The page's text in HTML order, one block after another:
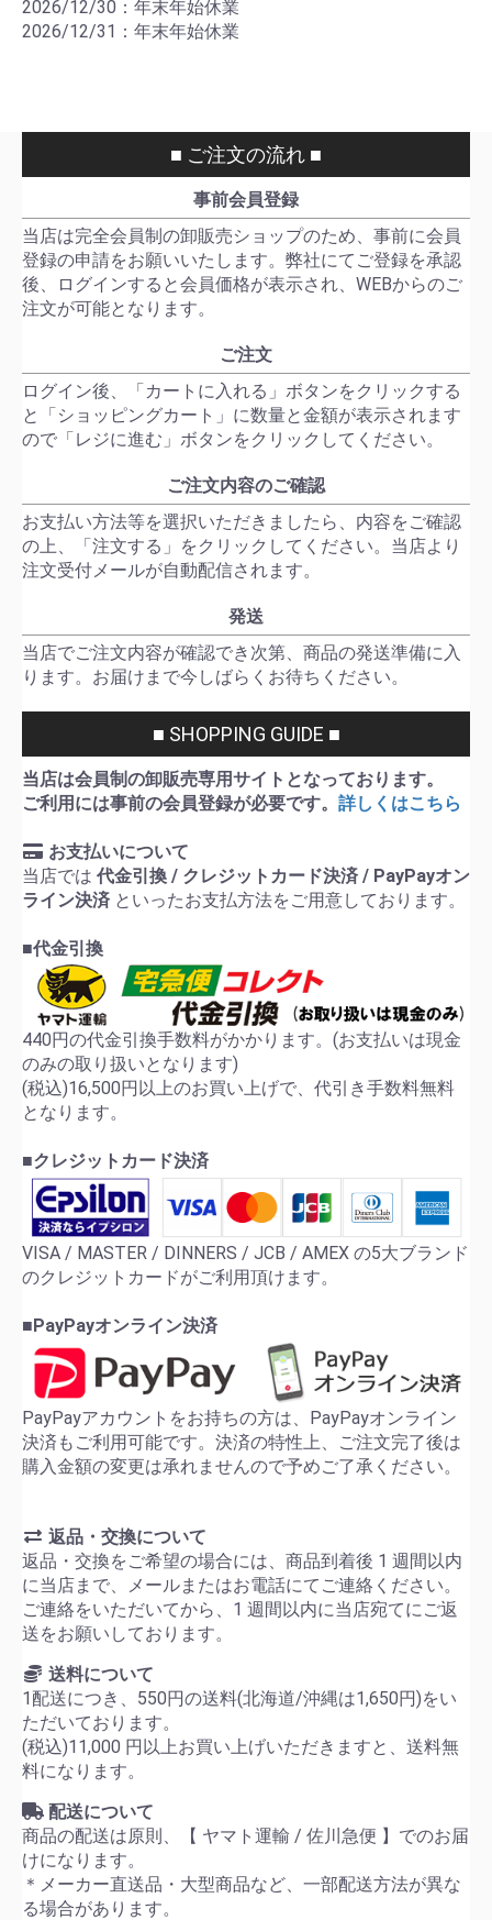
2026/12/30：年末年始休業
2026/12/31：年末年始休業
■ ご注文の流れ ■
事前会員登録
当店は完全会員制の卸販売ショップのため、事前に会員
登録の申請をお願いいたします。弊社にてご登録を承認
後、ログインすると会員価格が表示され、WEBからのご
注文が可能となります。
ご注文
ログイン後、「カートに入れる」ボタンをクリックする
と「ショッピングカート」に数量と金額が表示されます
ので「レジに進む」ボタンをクリックしてください。
ご注文内容のご確認
お支払い方法等を選択いただきましたら、内容をご確認
の上、「注文する」をクリックしてください。当店より
注文受付メールが自動配信されます。
発送
当店でご注文内容が確認でき次第、商品の発送準備に入
ります。お届けまで今しばらくお待ちください。
■ SHOPPING GUIDE ■
当店は会員制の卸販売専用サイトとなっております。
ご利用には事前の会員登録が必要です。 詳しくはこちら
お支払いについて
当店では 代金引換 / クレジットカード決済 / PayPayオン
ライン決済 といったお支払方法をご用意しております。
■代金引換
440円の代金引換手数料がかかります。(お支払いは現金
のみの取り扱いとなります)
(税込)16,500円以上のお買い上げで、代引き手数料無料
となります。
■クレジットカード決済
VISA / MASTER / DINNERS / JCB / AMEX の5大ブランド
のクレジットカードがご利用頂けます。
■PayPayオンライン決済
PayPayアカウントをお持ちの方は、PayPayオンライン
決済もご利用可能です。決済の特性上、ご注文完了後は
購入金額の変更は承れませんので予めご了承ください。
返品・交換について
返品・交換をご希望の場合には、商品到着後 1 週間以内
に当店まで、メールまたはお電話にてご連絡ください。
ご連絡をいただいてから、1 週間以内に当店宛てにご返
送をお願いしております。
送料について
1配送につき、550円の送料(北海道/沖縄は1,650円)をい
ただいております。
(税込)11,000 円以上お買い上げいただきますと、送料無
料になります。
配送について
商品の配送は原則、【 ヤマト運輸 / 佐川急便 】でのお届
けになります。
＊メーカー直送品・大型商品など、一部配送方法が異な
る場合があります。